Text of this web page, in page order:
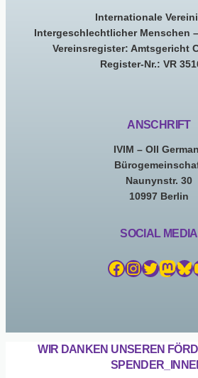
Internationale
Intergeschlechtlicher Menschen –
Vereinsregister: Amtsgericht
Register-Nr.: VR
ANSCHRIFT
IVIM – OII
Naunynstr. 30
10997 Berlin
SOCIAL MEDIA
Facebook InstagramTwitter Mastodon Bluesky
WIR DANKEN UNSEREN